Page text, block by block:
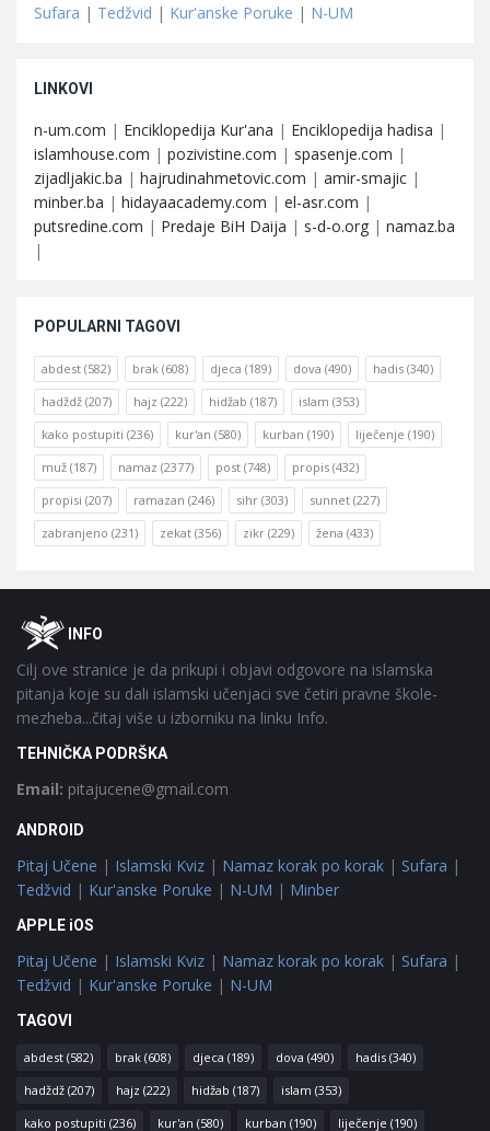
Sufara | Tedžvid | Kur'anske Poruke | N-UM
LINKOVI
n-um.com | Enciklopedija Kur'ana | Enciklopedija hadisa |
islamhouse.com | pozivistine.com | spasenje.com |
zijadljakic.ba | hajrudinahmetovic.com | amir-smajic |
minber.ba | hidayaacademy.com | el-asr.com |
putsredine.com | Predaje BiH Daija | s-d-o.org | namaz.ba
|
POPULARNI TAGOVI
abdest (582) brak (608) djeca (189) dova (490) hadis (340)
hadždž (207) hajz (222) hidžab (187) islam (353)
kako postupiti (236) kur'an (580) kurban (190) liječenje (190)
muž (187) namaz (2377) post (748) propis (432)
propisi (207) ramazan (246) sihr (303) sunnet (227)
zabranjeno (231) zekat (356) zikr (229) žena (433)
FooterOINFO
Cilj ove stranice je da prikupi i objavi odgovore na islamska
pitanja koje su dali islamski učenjaci sve četiri pravne škole-
mezheba...čitaj više u izborniku na linku Info.
TEHNIČKA PODRŠKA
Email: pitajucene@gmail.com
ANDROID
Pitaj Učene | Islamski Kviz | Namaz korak po korak | Sufara |
Tedžvid | Kur'anske Poruke | N-UM | Minber
APPLE iOS
Pitaj Učene | Islamski Kviz | Namaz korak po korak | Sufara |
Tedžvid | Kur'anske Poruke | N-UM
TAGOVI
abdest (582) brak (608) djeca (189) dova (490) hadis (340)
hadždž (207) hajz (222) hidžab (187) islam (353)
kako postupiti (236) kur'an (580) kurban (190) liječenje (190)